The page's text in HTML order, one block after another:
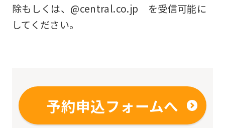
除もしくは、@central.co.jp を受信可能に
してください。
予約申込フォームへ